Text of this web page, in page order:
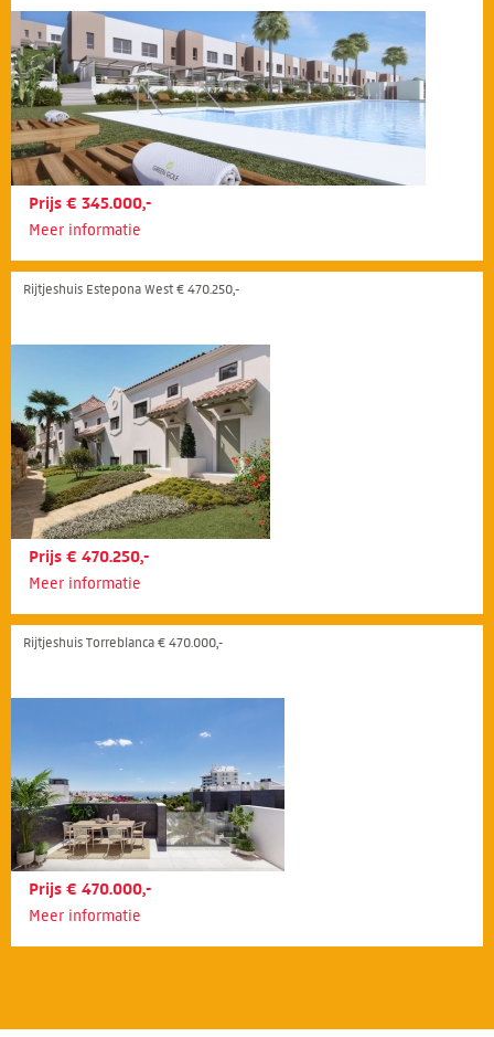
Prijs € 345.000,-
Meer informatie
Rijtjeshuis Estepona West € 470.250,-
Prijs € 470.250,-
Meer informatie
Rijtjeshuis Torreblanca € 470.000,-
Prijs € 470.000,-
Meer informatie